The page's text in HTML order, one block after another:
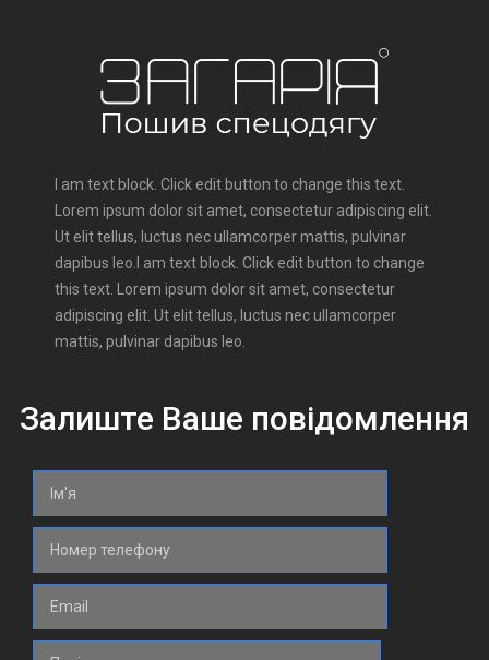
I am text block. Click edit button to change this text.
Lorem ipsum dolor sit amet, consectetur adipiscing elit.
Ut elit tellus, luctus nec ullamcorper mattis, pulvinar
dapibus leo.I am text block. Click edit button to change
this text. Lorem ipsum dolor sit amet, consectetur
adipiscing elit. Ut elit tellus, luctus nec ullamcorper
mattis, pulvinar dapibus leo.
Залиште Ваше повідомлення